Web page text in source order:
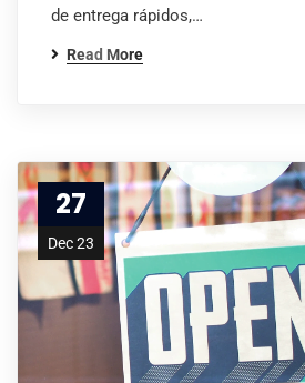
de entrega rápidos,…
Read More
27
Dec 23